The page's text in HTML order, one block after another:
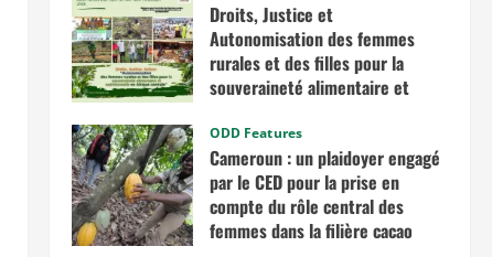
Droits, Justice et
Autonomisation des femmes
rurales et des filles pour la
souveraineté alimentaire et
centrale
mars 7, 2026
ODD Features
Cameroun : un plaidoyer engagé
par le CED pour la prise en
compte du rôle central des
femmes dans la filière cacao